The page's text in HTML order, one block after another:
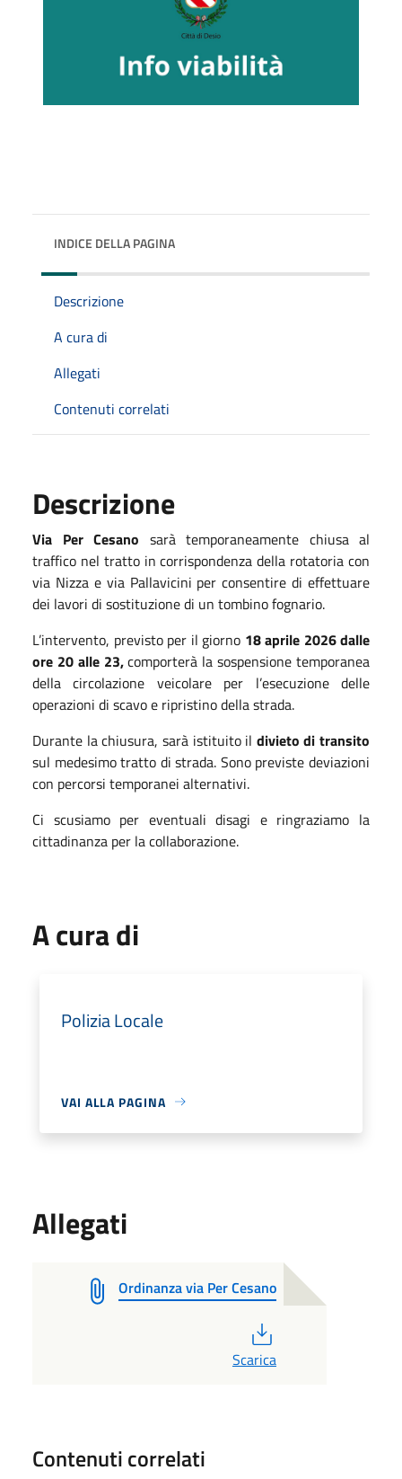
INDICE DELLA PAGINA
Descrizione
A cura di
Allegati
Contenuti correlati
Descrizione
Via Per Cesano sarà temporaneamente chiusa al
traffico nel tratto in corrispondenza della rotatoria con
via Nizza e via Pallavicini per consentire di effettuare
dei lavori di sostituzione di un tombino fognario.
L’intervento, previsto per il giorno 18 aprile 2026 dalle
ore 20 alle 23,comporterà la sospensione temporanea
della circolazione veicolare per l’esecuzione delle
operazioni di scavo e ripristino della strada.
Durante la chiusura, sarà istituito il divieto di transito
sul medesimo tratto di strada. Sono previste deviazioni
con percorsi temporanei alternativi.
Ci scusiamo per eventuali disagi e ringraziamo la
cittadinanza per la collaborazione.
A cura di
Polizia Locale
VAI ALLA PAGINA
Allegati
Ordinanza via Per Cesano
Scarica
Contenuti correlati